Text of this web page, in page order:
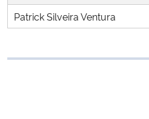
Ministério da Educação
Ministério da Cidadania
Patrick Silveira Ventura